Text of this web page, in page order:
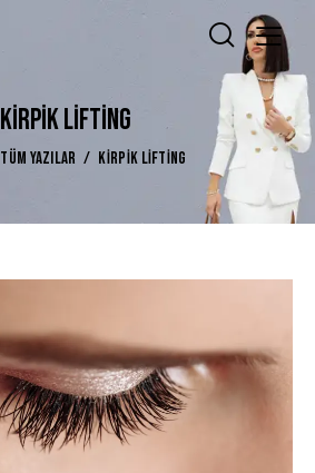
KIRPIK LIFTING
TÜM YAZILAR KIRPIK LIFTING